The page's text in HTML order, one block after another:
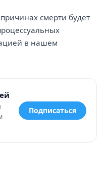
смерти будет
в нашем
Подписаться